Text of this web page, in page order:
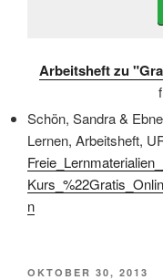
Arbeitsheft zu
Schön, Sandra &
Lernen, Arbeitsheft,
n
VERÖFFENTLICHT
OKTOBER 30, 2013